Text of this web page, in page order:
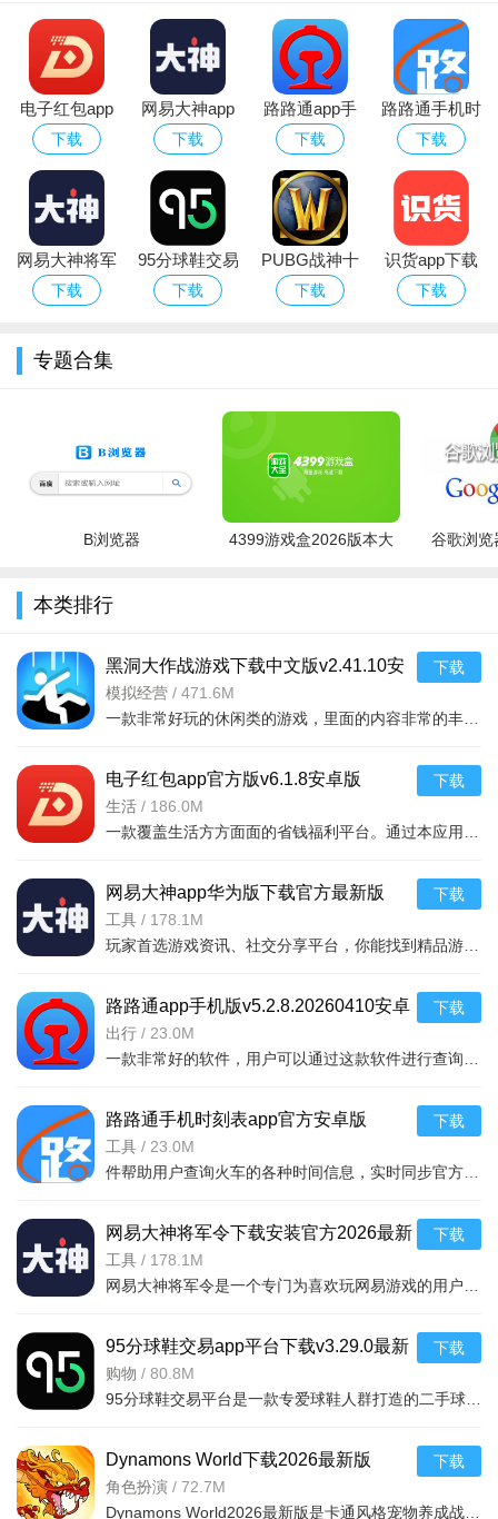
3.在分类板块内也可以按照小说类型选择小说。
4.阅读时，可根据需求调整字体、背景、亮度等阅读设置，还
电子红包app
官方版
下载
网易大神app
华为版下载官
方最新版
下载
路路通app手
机版
下载
路路通手机时
刻表app官方
安卓版
下载
网易大神将军
令下载安装官
下载
95分球鞋交易
app平台下载
下载
PUBG战神十
字架下载安卓
下载
识货app下载
官方正版最新
下载
专题合集
B浏览器
4399游戏盒2026版本大
谷歌浏览
本类排行
黑洞大作战游戏下载中文版v2.41.10安
卓版
模拟经营 / 471.6M
下载
电子红包app官方版v6.1.8安卓版
生活 / 186.0M
下载
网易大神app华为版下载官方最新版
v4.15.0华为版
工具 / 178.1M
下载
路路通app手机版v5.2.8.20260410安卓
版
出行 / 23.0M
下载
路路通手机时刻表app官方安卓版
v5.2.8.20260410安卓版
工具 / 23.0M
下载
网易大神将军令下载安装官方2026最新
版v4.15.0安卓版
工具 / 178.1M
下载
95分球鞋交易app平台下载v3.29.0最新
版
购物 / 80.8M
下载
Dynamons World下载2026最新版
v1.12.62 安卓版
角色扮演 / 72.7M
下载